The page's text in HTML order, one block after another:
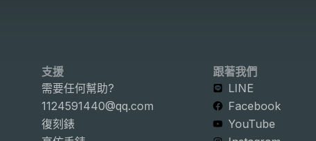
支援
需要任何幫助?
1124591440@qq.com
復刻錶
跟著我們
LINE
Facebook
YouTube